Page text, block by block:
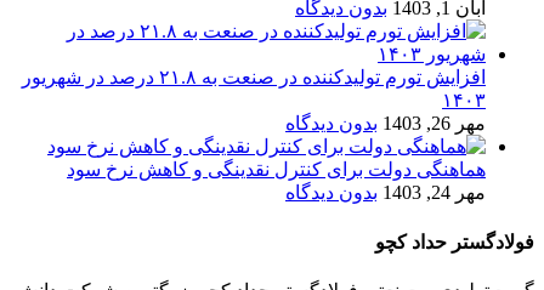
آبان 1, 1403
بدون دیدگاه
افزایش تورم تولیدکننده در صنعت به ۲۱.۸ درصد در شهریور
۱۴۰۳
مهر 26, 1403
بدون دیدگاه
هماهنگی دولت برای کنترل نقدینگی و کاهش نرخ سود
مهر 24, 1403
بدون دیدگاه
فولادگستر حداد کچو